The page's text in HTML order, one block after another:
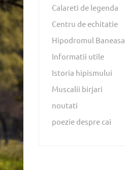
Calareti de legenda
Centru de echitatie
Hipodromul Baneasa
Informatii utile
Istoria hipismului
Muscalii birjari
noutati
poezie despre cai